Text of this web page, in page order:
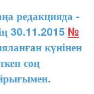
редакцияда -
30.11.2015 №
күнінен
соң